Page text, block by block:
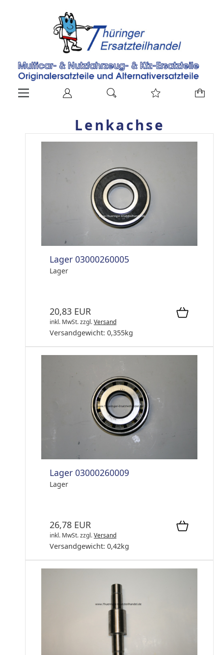
Lenkachse
Lager 03000260005
Lager
20,83 EUR
inkl. MwSt.zzgl.Versand
Versandgewicht: 0,355kg
Lager 03000260009
Lager
26,78 EUR
inkl. MwSt.zzgl.Versand
Versandgewicht: 0,42kg